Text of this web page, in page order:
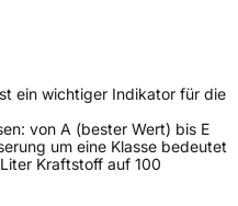
NV, Essensteenweg 113
compliance@deldo.com
ein wichtiger Indikator für die
von A (bester Wert) bis E
um eine Klasse bedeutet
Kraftstoff auf 100